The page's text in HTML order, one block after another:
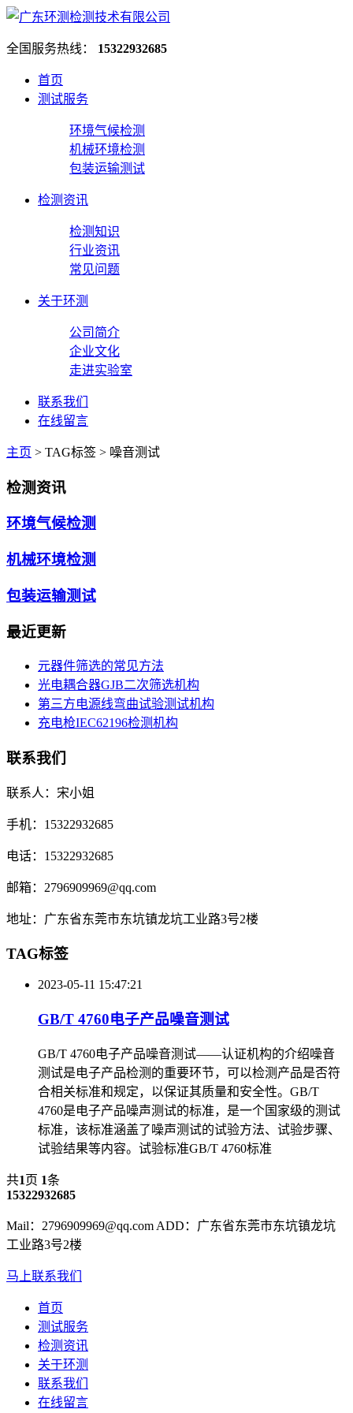
全国服务热线： 15322932685
首页
测试服务
环境气候检测
机械环境检测
包装运输测试
检测资讯
检测知识
行业资讯
常见问题
关于环测
公司简介
企业文化
走进实验室
联系我们
在线留言
主页 > TAG标签 > 噪音测试
检测资讯
环境气候检测
机械环境检测
包装运输测试
最近更新
元器件筛选的常见方法
光电耦合器GJB二次筛选机构
第三方电源线弯曲试验测试机构
充电枪IEC62196检测机构
联系我们
联系人：宋小姐
手机：15322932685
电话：15322932685
邮箱：2796909969@qq.com
地址：广东省东莞市东坑镇龙坑工业路3号2楼
TAG标签
2023-05-11 15:47:21
GB/T 4760电子产品噪音测试
GB/T 4760电子产品噪音测试——认证机构的介绍噪音
测试是电子产品检测的重要环节，可以检测产品是否符
合相关标准和规定，以保证其质量和安全性。GB/T
4760是电子产品噪声测试的标准，是一个国家级的测试
标准，该标准涵盖了噪声测试的试验方法、试验步骤、
试验结果等内容。试验标准GB/T 4760标准
共1页 1条
15322932685
Mail：2796909969@qq.com ADD：广东省东莞市东坑镇龙坑
工业路3号2楼
马上联系我们
首页
测试服务
检测资讯
关于环测
联系我们
在线留言